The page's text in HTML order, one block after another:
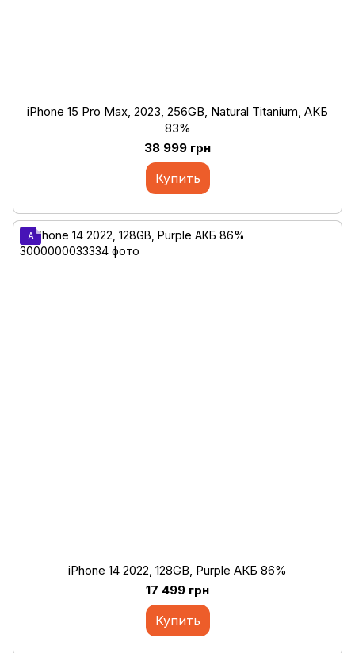
iPhone 15 Pro Max, 2023, 256GB, Natural Titanium, АКБ
83%
38 999 грн
Купить
A
iPhone 14 2022, 128GB, Purple АКБ 86%
17 499 грн
Купить